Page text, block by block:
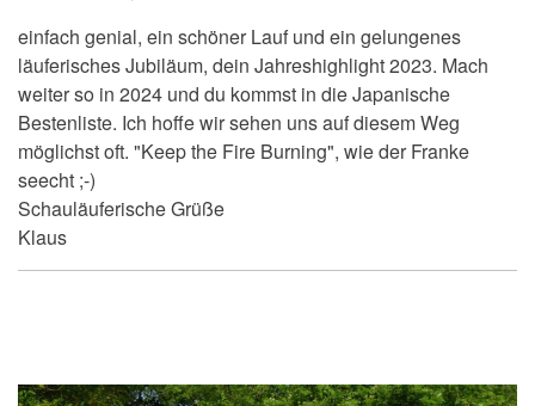
einfach genial, ein schöner Lauf und ein gelungenes
läuferisches Jubiläum, dein Jahreshighlight 2023. Mach
weiter so in 2024 und du kommst in die Japanische
Bestenliste. Ich hoffe wir sehen uns auf diesem Weg
möglichst oft. "Keep the Fire Burning", wie der Franke
seecht ;-)
Schauläuferische Grüße
Klaus